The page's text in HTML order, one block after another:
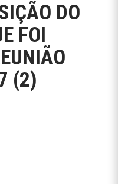
DO
FOI
(2)